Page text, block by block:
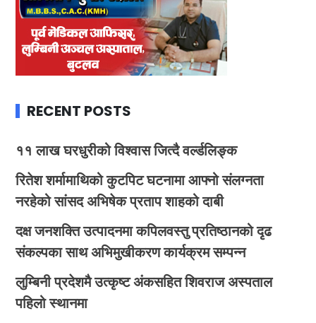
RECENT POSTS
११ लाख घरधुरीको विश्वास जित्दै वर्ल्डलिङ्क
रितेश शर्मामाथिको कुटपिट घटनामा आफ्नो संलग्नता
नरहेको सांसद अभिषेक प्रताप शाहको दाबी
दक्ष जनशक्ति उत्पादनमा कपिलवस्तु प्रतिष्ठानको दृढ
संकल्पका साथ अभिमुखीकरण कार्यक्रम सम्पन्न
लुम्बिनी प्रदेशमै उत्कृष्ट अंकसहित शिवराज अस्पताल
पहिलो स्थानमा